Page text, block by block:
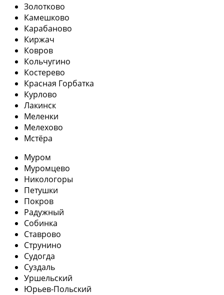
Золотково
Камешково
Карабаново
Киржач
Ковров
Кольчугино
Костерево
Красная Горбатка
Курлово
Лакинск
Меленки
Мелехово
Мстёра
Муром
Муромцево
Никологоры
Петушки
Покров
Радужный
Собинка
Ставрово
Струнино
Судогда
Суздаль
Уршельский
Юрьев-Польский